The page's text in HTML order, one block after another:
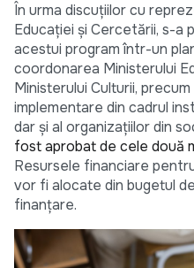
În urma discuțiilor cu
Educației și Cercetării, s-a
acestui program într-un
coordonarea Ministerului
Ministerului Culturii,
implementare din cadrul
dar și al organizațiilor din
fost aprobat de cele două
Resursele financiare
vor fi alocate din bugetul
finanțare.